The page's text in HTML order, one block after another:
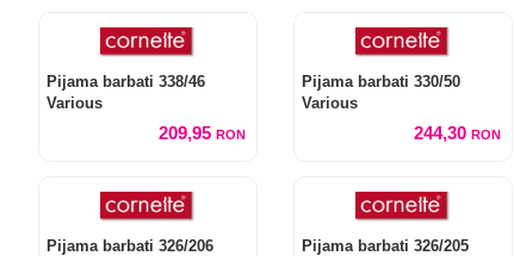
Pijama barbati 338/46
Various
209,95 RON
Pijama barbati 330/50
Various
244,30 RON
Pijama barbati 326/206
Pijama barbati 326/205